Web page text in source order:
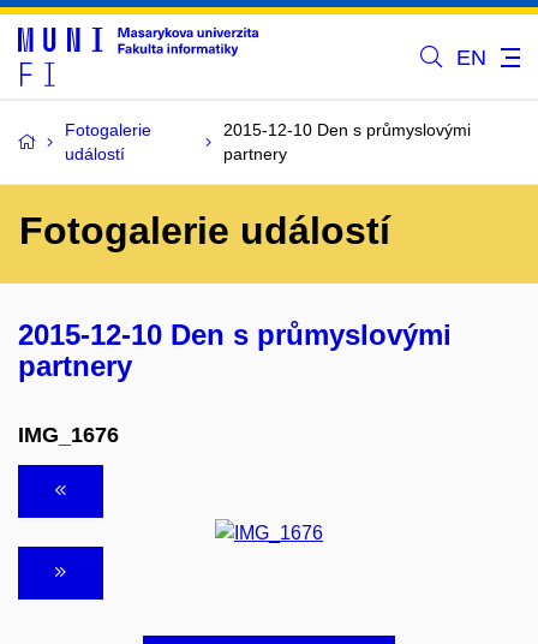
EN
Fotogalerie
událostí
2015-12-10 Den s průmyslovými
partnery
Fotogalerie událostí
2015-12-10 Den s průmyslovými
partnery
IMG_1676